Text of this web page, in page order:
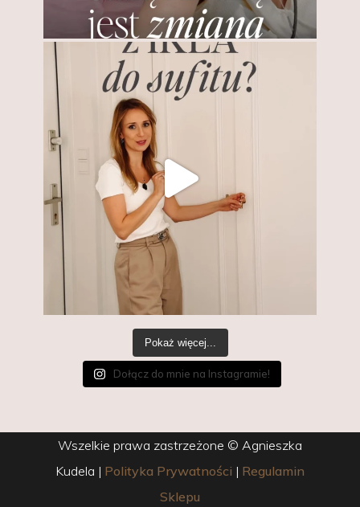
Pokaż więcej...
Dołącz do mnie na Instagramie!
Wszelkie prawa zastrzeżone © Agnieszka
Kudela | Polityka Prywatności | Regulamin
Sklepu